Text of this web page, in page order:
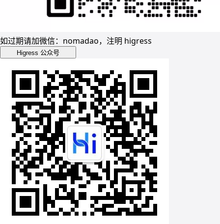
如过期请加微信：nomadao，注明 higress
Higress 公众号